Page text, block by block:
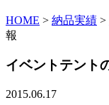
HOME > 納品実績 >
報
イベントテント
2015.06.17